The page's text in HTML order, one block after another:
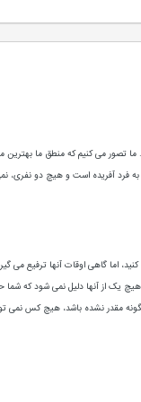
ما تصور می کنیم که منطق ما
فرد آفریده است و هیچ دو نفری،
اما گاهی اوقات آنها ترفیع می
هیچ یک از آنها دلیل نمی شود که
مقدر نشده باشد، هیچ کس نمی